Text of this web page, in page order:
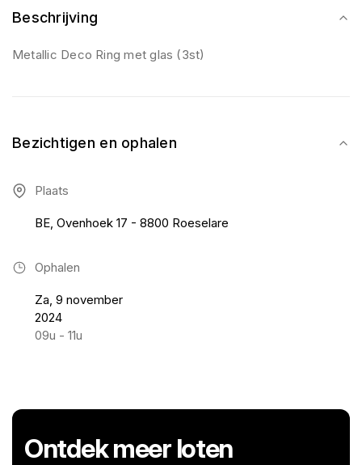
Beschrijving
Metallic Deco Ring met glas (3st)
Bezichtigen en ophalen
Plaats
BE, Ovenhoek 17 - 8800 Roeselare
Ophalen
Za, 9 november
2024
09u - 11u
Ontdek meer loten